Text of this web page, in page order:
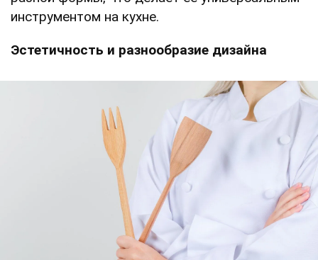
инструментом на кухне.
Эстетичность и разнообразие дизайна